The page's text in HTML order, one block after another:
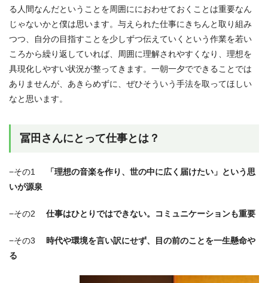
る人間なんだということを周囲ににおわせておくことは重要なん
じゃないかと僕は思います。与えられた仕事にきちんと取り組み
つつ、自分の目指すことを少しずつ伝えていくという作業を若い
ころから繰り返していれば、周囲に理解されやすくなり、理想を
具現化しやすい状況が整ってきます。一朝一夕でできることでは
ありませんが、あきらめずに、ぜひそういう手法を取ってほしい
なと思います。
冨田さんにとって仕事とは？
−その1
「理想の音楽を作り、世の中に広く届けたい」という思
いが源泉
−その2 仕事はひとりではできない。コミュニケーションも重要
−その3
時代や環境を言い訳にせず、目の前のことを一生懸命や
る